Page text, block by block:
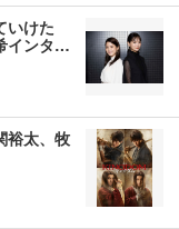
いけた
インタ…
裕太、牧